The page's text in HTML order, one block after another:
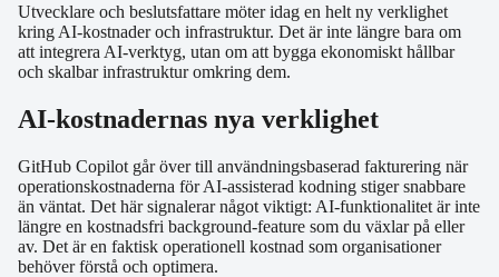
Utvecklare och beslutsfattare möter idag en helt ny verklighet
kring AI-kostnader och infrastruktur. Det är inte längre bara om
att integrera AI-verktyg, utan om att bygga ekonomiskt hållbar
och skalbar infrastruktur omkring dem.
AI-kostnadernas nya verklighet
GitHub Copilot går över till användningsbaserad fakturering när
operationskostnaderna för AI-assisterad kodning stiger snabbare
än väntat. Det här signalerar något viktigt: AI-funktionalitet är inte
längre en kostnadsfri background-feature som du växlar på eller
av. Det är en faktisk operationell kostnad som organisationer
behöver förstå och optimera.